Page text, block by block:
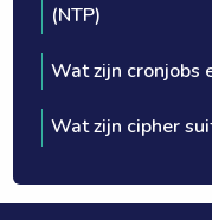
(NTP)
Wat zijn cronjobs
Wat zijn cipher